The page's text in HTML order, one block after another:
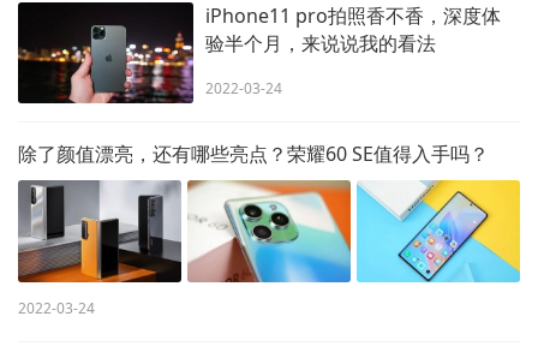
iPhone11 pro拍照香不香，深度体
验半个月，来说说我的看法
2022-03-24
除了颜值漂亮，还有哪些亮点？荣耀60 SE值得入手吗？
2022-03-24